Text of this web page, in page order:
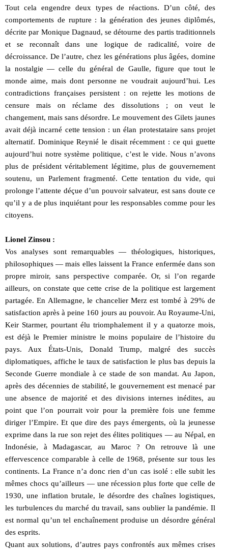
Tout cela engendre deux types de réactions. D’un côté, des
comportements de rupture : la génération des jeunes diplômés,
décrite par Monique Dagnaud, se détourne des partis traditionnels
et se reconnaît dans une logique de radicalité, voire de
décroissance. De l’autre, chez les générations plus âgées, domine
la nostalgie — celle du général de Gaulle, figure que tout le
monde aime, mais dont personne ne voudrait aujourd’hui. Les
contradictions françaises persistent : on rejette les motions de
censure mais on réclame des dissolutions ; on veut le
changement, mais sans désordre. Le mouvement des Gilets jaunes
avait déjà incarné cette tension : un élan protestataire sans projet
alternatif. Dominique Reynié le disait récemment : ce qui guette
aujourd’hui notre système politique, c’est le vide. Nous n’avons
plus de président véritablement légitime, plus de gouvernement
soutenu, un Parlement fragmenté. Cette tentation du vide, qui
prolonge l’attente déçue d’un pouvoir salvateur, est sans doute ce
qu’il y a de plus inquiétant pour les responsables comme pour les
citoyens.
Lionel Zinsou :
Vos analyses sont remarquables — théologiques, historiques,
philosophiques — mais elles laissent la France enfermée dans son
propre miroir, sans perspective comparée. Or, si l’on regarde
ailleurs, on constate que cette crise de la politique est largement
partagée. En Allemagne, le chancelier Merz est tombé à 29% de
satisfaction après à peine 160 jours au pouvoir. Au Royaume-Uni,
Keir Starmer, pourtant élu triomphalement il y a quatorze mois,
est déjà le Premier ministre le moins populaire de l’histoire du
pays. Aux États-Unis, Donald Trump, malgré des succès
diplomatiques, affiche le taux de satisfaction le plus bas depuis la
Seconde Guerre mondiale à ce stade de son mandat. Au Japon,
après des décennies de stabilité, le gouvernement est menacé par
une absence de majorité et des divisions internes inédites, au
point que l’on pourrait voir pour la première fois une femme
diriger l’Empire. Et que dire des pays émergents, où la jeunesse
exprime dans la rue son rejet des élites politiques — au Népal, en
Indonésie, à Madagascar, au Maroc ? On retrouve là une
effervescence comparable à celle de 1968, présente sur tous les
continents. La France n’a donc rien d’un cas isolé : elle subit les
mêmes chocs qu’ailleurs — une récession plus forte que celle de
1930, une inflation brutale, le désordre des chaînes logistiques,
les turbulences du marché du travail, sans oublier la pandémie. Il
est normal qu’un tel enchaînement produise un désordre général
des esprits.
Quant aux solutions, d’autres pays confrontés aux mêmes crises